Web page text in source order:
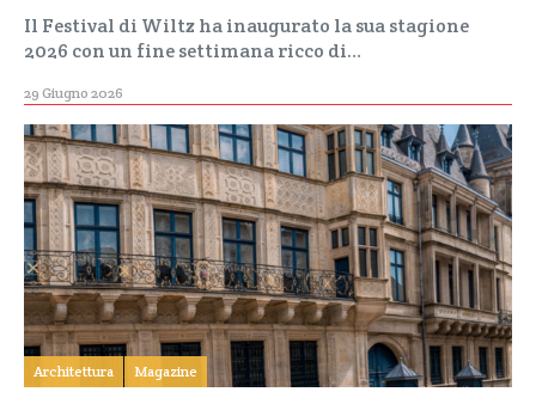
Il Festival di Wiltz ha inaugurato la sua stagione
2026 con un fine settimana ricco di…
29 Giugno 2026
Architettura Magazine